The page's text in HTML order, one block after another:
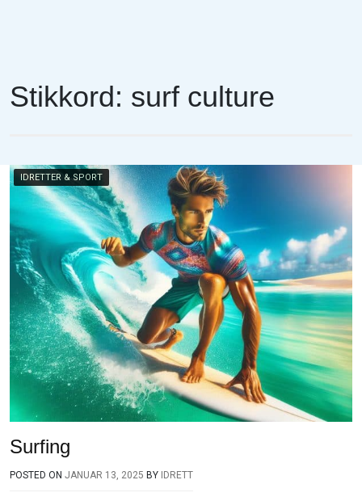
Stikkord: surf culture
IDRETTER & SPORT
Surfing
POSTED ON JANUAR 13, 2025 BY IDRETT